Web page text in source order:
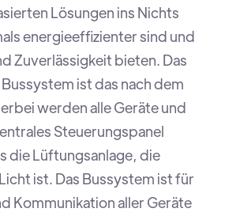
Lösungen ins Nichts
energieeffizienter sind und
Zuverlässigkeit bieten. Das
ist das nach dem
werden alle Geräte und
Steuerungspanel
die Lüftungsanlage, die
ist. Das Bussystem ist für
Kommunikation aller Geräte